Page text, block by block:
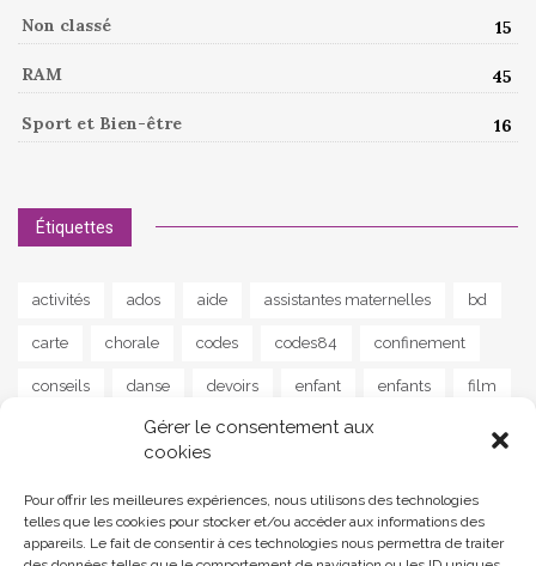
Gérer le consentement aux
cookies
Pour offrir les meilleures expériences, nous utilisons des technologies
telles que les cookies pour stocker et/ou accéder aux informations des
appareils. Le fait de consentir à ces technologies nous permettra de traiter
Non classé 15
RAM 45
Sport et Bien-être 16
Étiquettes
activités ados aide assistantes maternelles bd
carte chorale codes codes84 confinement
conseils danse devoirs enfant enfants film
instrument jeu jeunes lapalud
news parents poisson poème programme
programmes ram reprise santé scolaire